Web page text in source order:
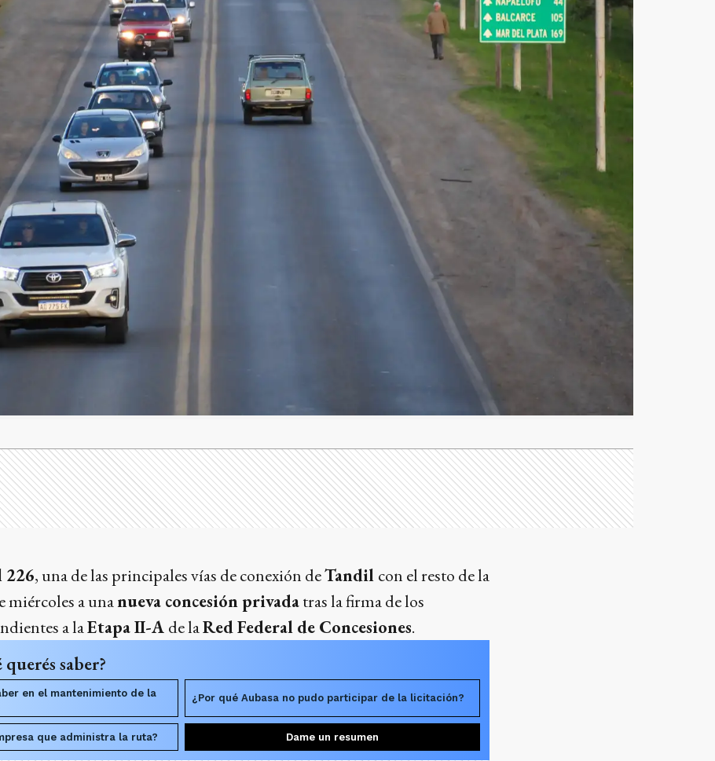
226, una de las principales vías de conexión deTandil con el resto de la
miércoles a unanueva concesión privadatras la firma de los
a laEtapa II-A de laRed Federal de Concesiones.
querés saber?
en el mantenimiento de la
¿Por qué Aubasa no pudo participar de la licitación?
que administra la ruta? Dame un resumen